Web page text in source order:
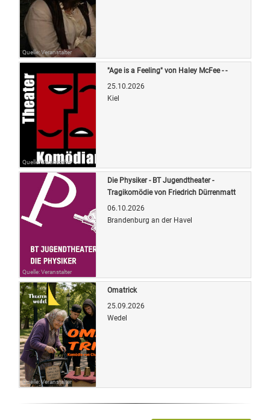
Quelle: Veranstalter
Quelle: Veranstalter
"Age is a Feeling" von Haley McFee - -
25.10.2026
Kiel
Quelle: Veranstalter
Die Physiker - BT Jugendtheater -
Tragikomödie von Friedrich Dürrenmatt
06.10.2026
Brandenburg an der Havel
Quelle: Veranstalter
Omatrick
25.09.2026
Wedel